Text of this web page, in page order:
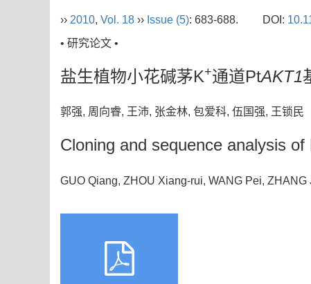
›› 2010, Vol. 18 ›› Issue (5): 683-688. DOI:
• 研究论文 •
盐生植物小花碱茅K+通道PtAKT1
郭强, 周向睿, 王沛, 张金林, 包爱科, 伍国强, 王锁民
Cloning and sequence analysis of
GUO Qiang, ZHOU Xiang-rui, WANG Pei,